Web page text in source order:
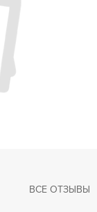
ВСЕ ОТЗЫВЫ